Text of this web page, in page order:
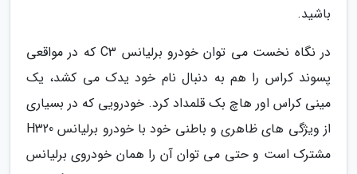
باشید.
در نگاه نخست می توان خودرو برلیانس C3 که در مواقعی
پسوند کراس را هم به دنبال نام خود یدک می کشد، یک
مینی کراس اور هاچ بک قلمداد کرد. خودرویی که در بسیاری
از ویژگی های ظاهری و باطنی خود با خودرو برلیانس H320
مشترک است و حتی می توان آن را همان خودروی برلیانس